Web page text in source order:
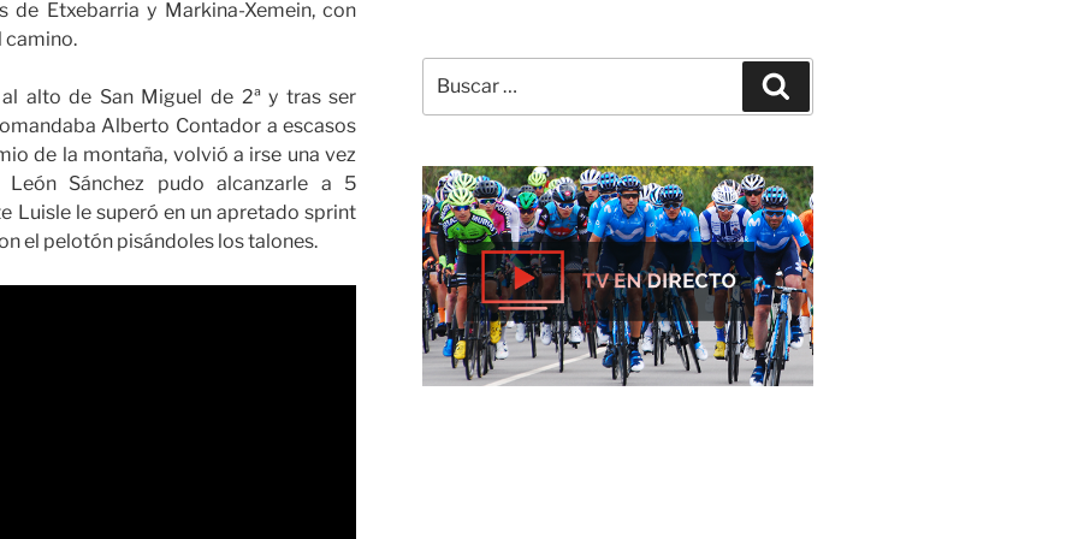
de Etxebarria y Markina-Xemein, con
camino.
alto de San Miguel de 2ª y tras ser
Alberto Contador a escasos
de la montaña, volvió a irse una vez
Sánchez pudo alcanzarle a 5
Luisle le superó en un apretado sprint
el pelotón pisándoles los talones.
por: